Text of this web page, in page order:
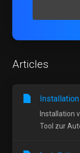
Articles
Installation
Tool zur